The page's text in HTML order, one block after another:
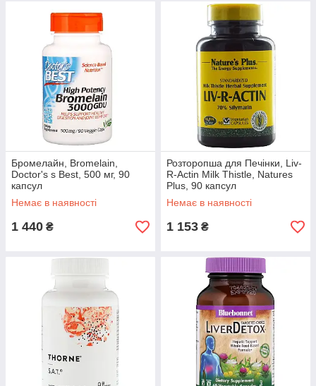
Бромелайн, Bromelain,
Doctor's s Best, 500 мг, 90
капсул
Немає в наявності
1 440 ₴
Розторопша для Печінки, Liv-
R-Actin Milk Thistle, Natures
Plus, 90 капсул
вегетаріанських
Немає в наявності
1 153 ₴